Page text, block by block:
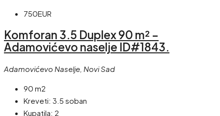
750EUR
Komforan 3.5 Duplex 90 m² –
Adamovićevo naselje ID#1843.
Adamovićevo Naselje, Novi Sad
90 m2
Kreveti: 3.5 soban
Kupatila: 2